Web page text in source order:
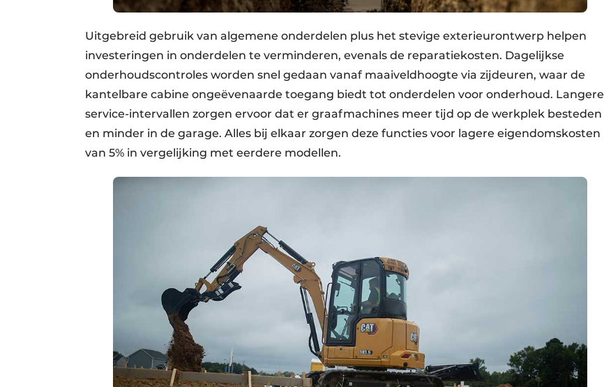
Uitgebreid gebruik van algemene onderdelen plus het stevige exterieurontwerp helpen
investeringen in onderdelen te verminderen, evenals de reparatiekosten. Dagelijkse
onderhoudscontroles worden snel gedaan vanaf maaiveldhoogte via zijdeuren, waar de
kantelbare cabine ongeëvenaarde toegang biedt tot onderdelen voor onderhoud. Langere
service-intervallen zorgen ervoor dat er graafmachines meer tijd op de werkplek besteden
en minder in de garage. Alles bij elkaar zorgen deze functies voor lagere eigendomskosten
van 5% in vergelijking met eerdere modellen.